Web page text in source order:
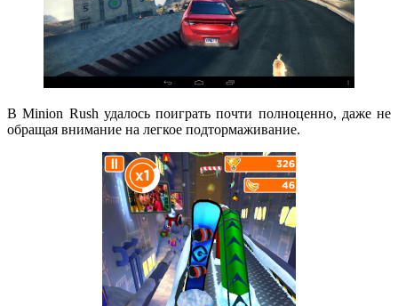
В Minion Rush удалось поиграть почти полноценно, даже не
обращая внимание на легкое подтормаживание.